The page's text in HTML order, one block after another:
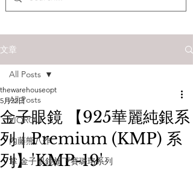
文章
All Posts
VIOROU
內藤熊八作
掌 金子眼鏡旗下賽璐珞系列
All Posts
金子眼鏡 【925華麗純銀系
列｜Premium (KMP) 系
列】'KMP-19'
thewarehouseopt
5月22日